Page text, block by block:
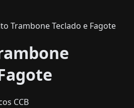
Trambone Teclado e Fagote
CCB